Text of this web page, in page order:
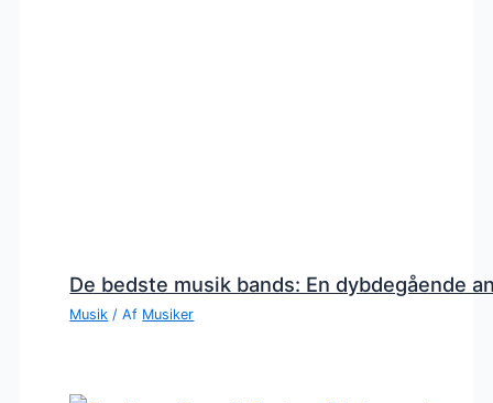
De bedste musik bands: En dybdegående
Musik / Af Musiker